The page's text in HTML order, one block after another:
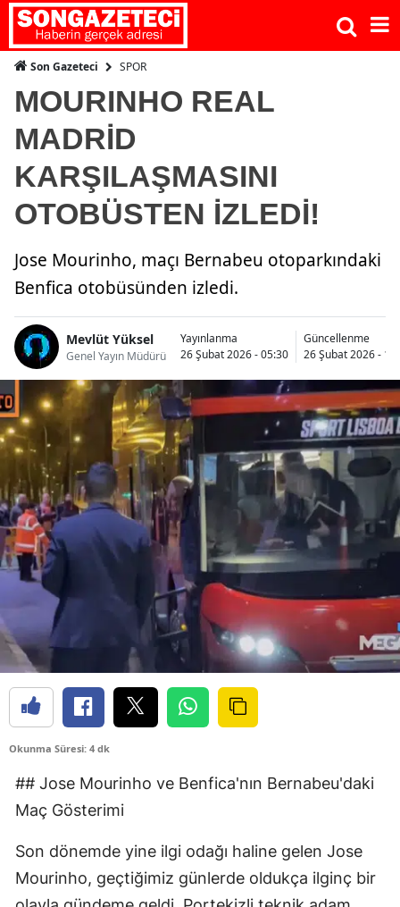
Son Gazeteci SPOR
MOURINHO REAL
MADRİD
KARŞILAŞMASINI
OTOBÜSTEN İZLEDİ!
Jose Mourinho, maçı Bernabeu otoparkındaki
Benfica otobüsünden izledi.
Mevlüt Yüksel
Genel Yayın Müdürü
Yayınlanma
26 Şubat 2026 - 05:30
Güncellenme
26 Şubat 2026 -
Okunma Süresi: 4 dk
## Jose Mourinho ve Benfica'nın Bernabeu'daki
Maç Gösterimi
Son dönemde yine ilgi odağı haline gelen Jose
Mourinho, geçtiğimiz günlerde oldukça ilginç bir